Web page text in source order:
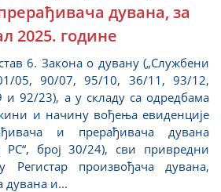
дувана, за
2025. године
6. Закона о дувану („Службени
05, 90/07, 95/10, 36/11, 93/12,
92/23), а у складу са одредбама
и начину вођења евиденције
и прерађивача дувана
РС“, број 30/24), сви привредни
Регистар произвођача дувана,
дувана и...